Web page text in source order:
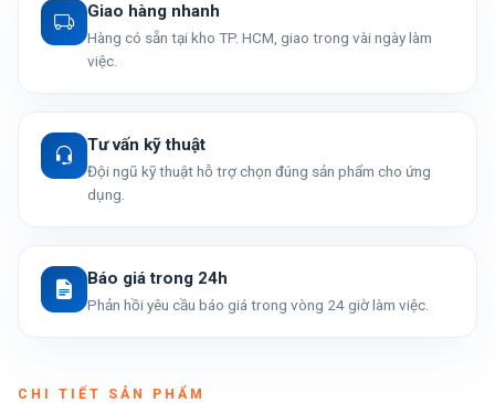
Giao hàng nhanh
Hàng có sẵn tại kho TP. HCM, giao trong vài ngày làm
việc.
Tư vấn kỹ thuật
Đội ngũ kỹ thuật hỗ trợ chọn đúng sản phẩm cho ứng
dụng.
Báo giá trong 24h
Phản hồi yêu cầu báo giá trong vòng 24 giờ làm việc.
CHI TIẾT SẢN PHẨM